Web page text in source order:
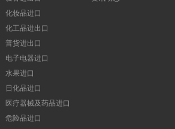
化妆品进口
化工品进出口
普货进出口
电子电器进口
水果进口
日化品进口
医疗器械及药品进口
危险品进口